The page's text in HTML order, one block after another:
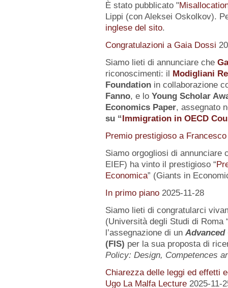
È stato pubblicato "
Lippi (con Aleksei Oskolkov).
inglese del sito.
Congratulazioni a Gaia Dossi
Siamo lieti di annunciare che
riconoscimenti: il Modigliani
Foundationin collaborazione
Fanno, e lo Young Scholar
Economics Paper, assegnato
su“Immigration in OECD
Premio prestigioso a
Siamo orgogliosi di annunciare
EIEF) ha vinto il prestigioso “
Economica” (Giants in
In primo piano 2025-11-28
Siamo lieti di congratularci
(Università degli Studi di Roma
l’assegnazione di un Advanced
(FIS) per la sua proposta di
Policy: Design, Competences
Chiarezza delle leggi ed effetti
Ugo La Malfa Lecture 2025-11-